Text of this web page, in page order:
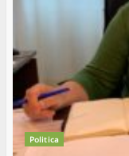
Politica